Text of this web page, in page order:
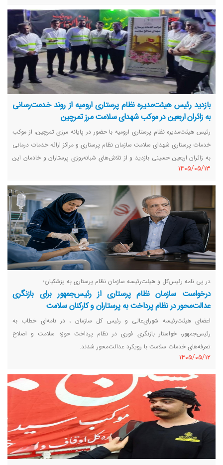
بازدید رئیس هیئت‌مدیره نظام پرستاری ارومیه از روند خدمت‌رسانی
به زائران اربعین در موکب شهدای سلامت مرز تمرچین
رئیس هیئت‌مدیره نظام پرستاری ارومیه با حضور در پایانه مرزی تمرچین، از موکب
خدمات پرستاری شهدای سلامت سازمان نظام پرستاری و مراکز ارائه خدمات درمانی
به زائران اربعین حسینی بازدید و از تلاش‌های شبانه‌روزی پرستاران و خادمان این
موکب‌ها قدردانی کرد.
١٤٠٥/٠٥/١٣
در پی نامه رئیس‌کل و هیئت‌رئیسه سازمان نظام پرستاری به پزشکیان؛
درخواست سازمان نظام پرستاری از رئیس‌جمهور برای بازنگری
عدالت‌محور در نظام پرداخت به پرستاران و کارکنان سلامت
اعضای هیئت‌رئیسه شورای‌عالی و رئیس کل سازمان ، در نامه‌ای خطاب به
رئیس‌جمهور، خواستار بازنگری فوری در نظام پرداخت حوزه سلامت و اصلاح
تعرفه‌های خدمات سلامت با رویکرد عدالت‌محور شدند.
١٤٠٥/٠٥/١٢